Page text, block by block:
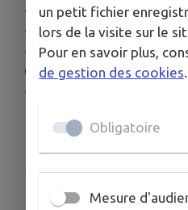
- 21, 47, 53 au 55, 20, 40
- 240 allée DES
- 35, 55 au 57, 75 au 77,
GENTIL
- 117, 141 allée DE
Publié par Commune de
un petit fichier
lors de la visite sur le
Pour en savoir plus,
de gestion des cookies
Obligatoire
Mesure